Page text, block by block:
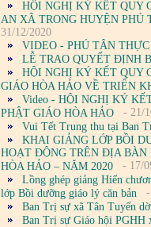
HỘI NGHỊ KÝ KẾT QUY
AN XÃ TRONG HUYỆN
31/12/2020
VIDEO - PHÚ TÂN
LỄ TRAO QUYẾT ĐỊNH
HỘI NGHỊ KÝ KẾT QUY
GIÁO HÒA HẢO VỀ TRIỂN
Video - HỘI NGHỊ KÝ
PHẬT GIÁO HÒA HẢO
- 21/
Vui Tết Trung thu tại Ban
KHAI GIẢNG LỚP BỒI
HOẠT ĐỘNG TRÊN ĐỊA BÀN
HÒA HẢO – NĂM 2020
- 17/
Lồng ghép giảng Hiến
lớp Bồi dưỡng giáo lý căn bản
Ban Trị sự xã Tân Tuyến
Ban Trị sự Giáo hội PGHH